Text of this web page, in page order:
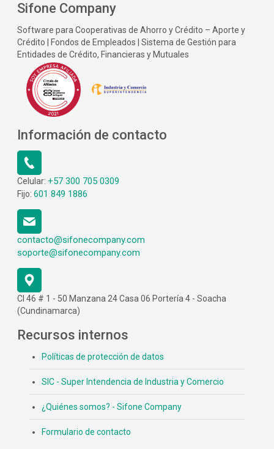
Sifone Company
Software para Cooperativas de Ahorro y Crédito – Aporte y
Crédito | Fondos de Empleados | Sistema de Gestión para
Entidades de Crédito, Financieras y Mutuales
Información de contacto
Celular: +57 300 705 0309
Fijo: 601 849 1886
contacto@sifonecompany.com
soporte@sifonecompany.com
Cl 46 # 1 - 50 Manzana 24 Casa 06 Portería 4 - Soacha
(Cundinamarca)
Recursos internos
Políticas de protección de datos
SIC - Super Intendencia de Industria y Comercio
¿Quiénes somos? - Sifone Company
Formulario de contacto